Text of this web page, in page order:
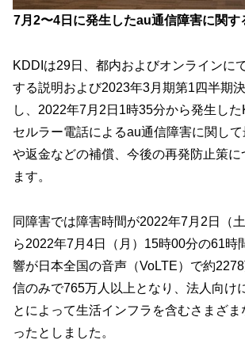
7月2〜4日に発生したau通信障害に関す
KDDIは29日、都内およびオンラインに
する説明および2023年3月期第1四半期
し、2022年7月2日1時35分から発生し
セルラー電話によるau通信障害に関し
や返金などの補償、今後の再発防止策に
ます。
同障害では障害時間が2022年7月2日（
ら2022年7月4日（月）15時00分の61時
響が日本全国の音声（VoLTE）で約
信のみで765万人以上となり、法人向け
とによって生活インフラを含むさまざ
ったとしました。